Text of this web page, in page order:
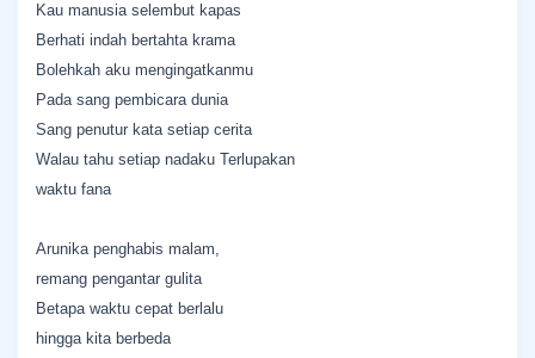
Kau manusia selembut kapas
Berhati indah bertahta krama
Bolehkah aku mengingatkanmu
Pada sang pembicara dunia
Sang penutur kata setiap cerita
Walau tahu setiap nadaku Terlupakan
waktu fana
Arunika penghabis malam,
remang pengantar gulita
Betapa waktu cepat berlalu
hingga kita berbeda